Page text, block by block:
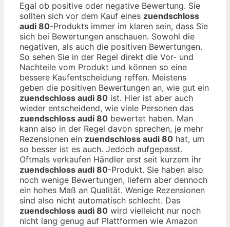
Egal ob positive oder negative Bewertung. Sie
sollten sich vor dem Kauf eines zuendschloss
audi 80-Produkts immer im klaren sein, dass Sie
sich bei Bewertungen anschauen. Sowohl die
negativen, als auch die positiven Bewertungen.
So sehen Sie in der Regel direkt die Vor- und
Nachteile vom Produkt und können so eine
bessere Kaufentscheidung reffen. Meistens
geben die positiven Bewertungen an, wie gut ein
zuendschloss audi 80 ist. Hier ist aber auch
wieder entscheidend, wie viele Personen das
zuendschloss audi 80 bewertet haben. Man
kann also in der Regel davon sprechen, je mehr
Rezensionen ein zuendschloss audi 80 hat, um
so besser ist es auch. Jedoch aufgepasst.
Oftmals verkaufen Händler erst seit kurzem ihr
zuendschloss audi 80-Produkt. Sie haben also
noch wenige Bewertungen, liefern aber dennoch
ein hohes Maß an Qualität. Wenige Rezensionen
sind also nicht automatisch schlecht. Das
zuendschloss audi 80 wird vielleicht nur noch
nicht lang genug auf Plattformen wie Amazon